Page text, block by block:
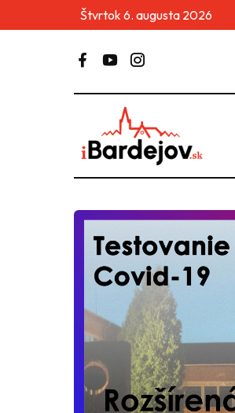
Štvrtok 6. augusta 2026